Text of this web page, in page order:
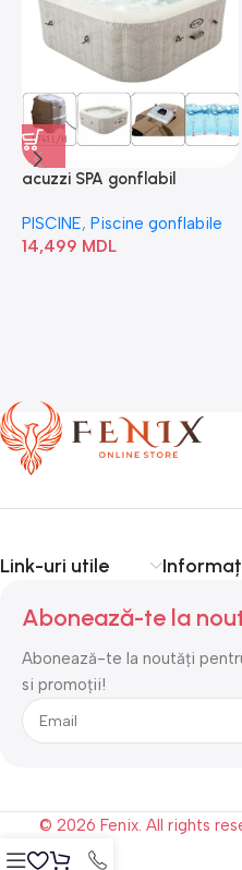
acuzzi SPA gonflabil
Bubble” 28446
PISCINE, Piscine gonflabile
14,499 MDL
Link-uri utile
Abonează-te la
Abonează-te la noutăți
si promoții!
© 2026 Fenix. All rights